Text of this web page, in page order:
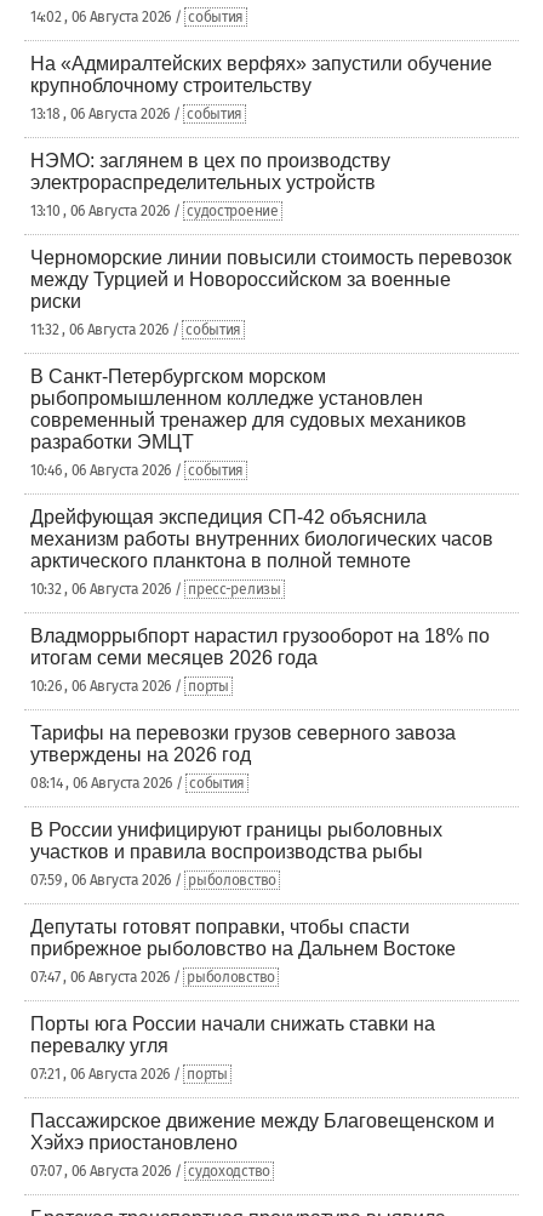
14:02 , 06 Августа 2026 / события
На «Адмиралтейских верфях» запустили обучение
крупноблочному строительству
13:18 , 06 Августа 2026 / события
НЭМО: заглянем в цех по производству
электрораспределительных устройств
13:10 , 06 Августа 2026 / судостроение
Черноморские линии повысили стоимость перевозок
между Турцией и Новороссийском за военные
риски
11:32 , 06 Августа 2026 / события
В Санкт-Петербургском морском
рыбопромышленном колледже установлен
современный тренажер для судовых механиков
разработки ЭМЦТ
10:46 , 06 Августа 2026 / события
Дрейфующая экспедиция СП-42 объяснила
механизм работы внутренних биологических часов
арктического планктона в полной темноте
10:32 , 06 Августа 2026 / пресс-релизы
Владморрыбпорт нарастил грузооборот на 18% по
итогам семи месяцев 2026 года
10:26 , 06 Августа 2026 / порты
Тарифы на перевозки грузов северного завоза
утверждены на 2026 год
08:14 , 06 Августа 2026 / события
В России унифицируют границы рыболовных
участков и правила воспроизводства рыбы
07:59 , 06 Августа 2026 / рыболовство
Депутаты готовят поправки, чтобы спасти
прибрежное рыболовство на Дальнем Востоке
07:47 , 06 Августа 2026 / рыболовство
Порты юга России начали снижать ставки на
перевалку угля
07:21 , 06 Августа 2026 / порты
Пассажирское движение между Благовещенском и
Хэйхэ приостановлено
07:07 , 06 Августа 2026 / судоходство